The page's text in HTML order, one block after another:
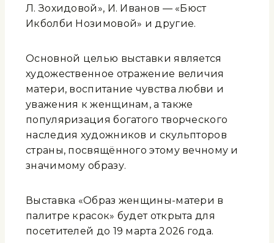
Л. Зохидовой», И. Иванов — «Бюст
Икболби Нозимовой» и другие.
Основной целью выставки является
художественное отражение величия
матери, воспитание чувства любви и
уважения к женщинам, а также
популяризация богатого творческого
наследия художников и скульпторов
страны, посвящённого этому вечному и
значимому образу.
Выставка «Образ женщины-матери в
палитре красок» будет открыта для
посетителей до 19 марта 2026 года.